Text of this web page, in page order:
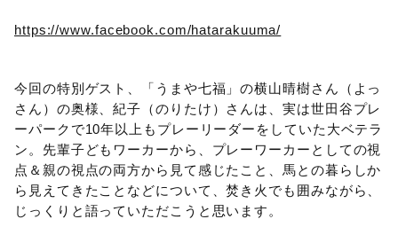
https://www.facebook.com/hatarakuuma/
今回の特別ゲスト、「うまや七福」の横山晴樹さん（よっ
さん）の奥様、紀子（のりたけ）さんは、実は世田谷プレ
ーパークで10年以上もプレーリーダーをしていた大ベテラ
ン。先輩子どもワーカーから、プレーワーカーとしての視
点＆親の視点の両方から見て感じたこと、馬との暮らしか
ら見えてきたことなどについて、焚き火でも囲みながら、
じっくりと語っていただこうと思います。